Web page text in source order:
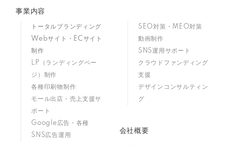
事業内容
トータルブランディング
Webサイト・ECサイト
制作
LP（ランディングペー
ジ）制作
各種印刷物制作
モール出店・売上支援サ
ポート
Google広告・各種
SNS広告運用
SEO対策・MEO対策
動画制作
SNS運用サポート
クラウドファンディング
支援
デザインコンサルティン
グ
会社概要